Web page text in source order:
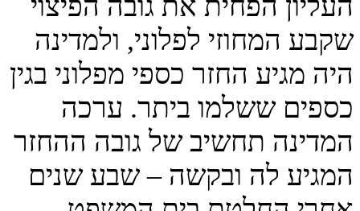
שקבע המחוזי לפלוני, ולמדינה
היה מגיע החזר כספי מפלוני בגין
כספים ששלמו ביתר. ערכה
המדינה תחשיב של גובה ההחזר
המגיע לה ובקשה – שבע שנים